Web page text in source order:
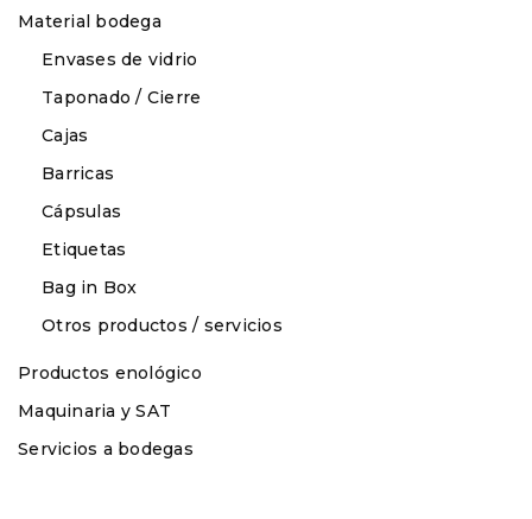
Material bodega
Envases de vidrio
Taponado / Cierre
Cajas
Barricas
Cápsulas
Etiquetas
Bag in Box
Otros productos / servicios
Productos enológico
Maquinaria y SAT
Servicios a bodegas